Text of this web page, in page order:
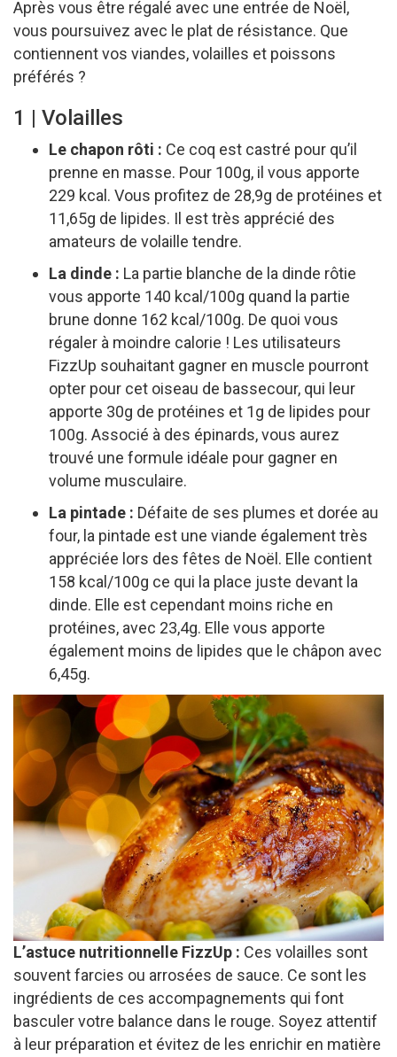
Après vous être régalé avec une entrée de Noël,
vous poursuivez avec le plat de résistance. Que
contiennent vos viandes, volailles et poissons
préférés ?
1 | Volailles
Le chapon rôti : Ce coq est castré pour qu’il
prenne en masse. Pour 100g, il vous apporte
229 kcal. Vous profitez de 28,9g de protéines et
11,65g de lipides. Il est très apprécié des
amateurs de volaille tendre.
La dinde : La partie blanche de la dinde rôtie
vous apporte 140 kcal/100g quand la partie
brune donne 162 kcal/100g. De quoi vous
régaler à moindre calorie ! Les utilisateurs
FizzUp souhaitant gagner en muscle pourront
opter pour cet oiseau de bassecour, qui leur
apporte 30g de protéines et 1g de lipides pour
100g. Associé à des épinards, vous aurez
trouvé une formule idéale pour gagner en
volume musculaire.
La pintade : Défaite de ses plumes et dorée au
four, la pintade est une viande également très
appréciée lors des fêtes de Noël. Elle contient
158 kcal/100g ce qui la place juste devant la
dinde. Elle est cependant moins riche en
protéines, avec 23,4g. Elle vous apporte
également moins de lipides que le châpon avec
6,45g.
L’astuce nutritionnelle FizzUp : Ces volailles sont
souvent farcies ou arrosées de sauce. Ce sont les
ingrédients de ces accompagnements qui font
basculer votre balance dans le rouge. Soyez attentif
à leur préparation et évitez de les enrichir en matière